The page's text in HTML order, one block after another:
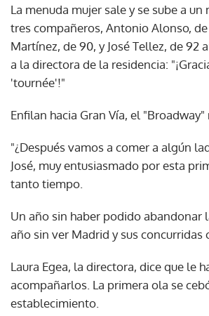
La menuda mujer sale y se sube a
tres compañeros, Antonio Alonso,
Martínez, de 90, y José Tellez, de 92
a la directora de la residencia:
'tournée'!"
Enfilan hacia Gran Vía, el "Broadway"
"¿Después vamos a comer a algún
José, muy entusiasmado por esta
tanto tiempo.
Un año sin haber podido abandonar
año sin ver Madrid y sus concurridas
Laura Egea, la directora, dice que le
acompañarlos. La primera ola se
establecimiento.